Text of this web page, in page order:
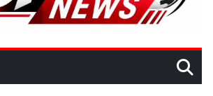
โลยีเพื่อเด็ก LD ในงาน NCPD 2026 “ทอง
นวัตกรรมช่วยงานแพทย์และนักฟื้นฟู
SME D Navigator” ชูยุทธศาสตร์ “แหล่งทุน
ติดปีก SME อาหารไทยแข่งขันได้ในเวทีโลก
เติมสีสันแห่งการใช้ชีวิตรับฤดูกาลใหม่
“One Bangkok Palette of the New